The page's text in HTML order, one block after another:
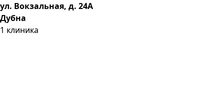
ул. Вокзальная, д. 24А
Дубна
1 клиника